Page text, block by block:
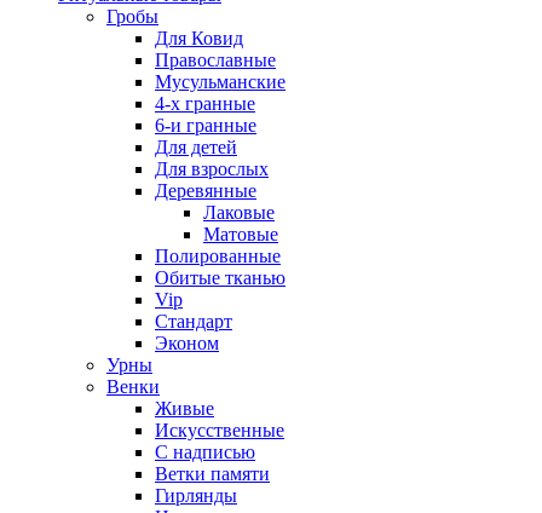
Гробы
Для Ковид
Православные
Мусульманские
4-х гранные
6-и гранные
Для детей
Для взрослых
Деревянные
Лаковые
Матовые
Полированные
Обитые тканью
Vip
Стандарт
Эконом
Урны
Венки
Живые
Искусственные
С надписью
Ветки памяти
Гирлянды